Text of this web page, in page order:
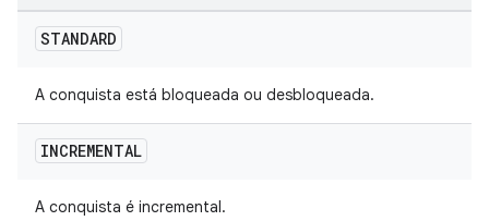
STANDARD
A conquista está bloqueada ou desbloqueada.
INCREMENTAL
A conquista é incremental.